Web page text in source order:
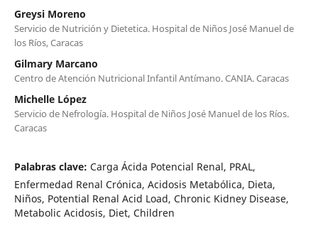
Greysi Moreno
Servicio de Nutrición y Dietetica. Hospital de Niños José Manuel de
los Ríos, Caracas
Gilmary Marcano
Centro de Atención Nutricional Infantil Antímano. CANIA. Caracas
Michelle López
Servicio de Nefrología. Hospital de Niños José Manuel de los Ríos.
Caracas
Palabras clave: Carga Ácida Potencial Renal, PRAL,
Enfermedad Renal Crónica, Acidosis Metabólica, Dieta,
Niños, Potential Renal Acid Load, Chronic Kidney Disease,
Metabolic Acidosis, Diet, Children